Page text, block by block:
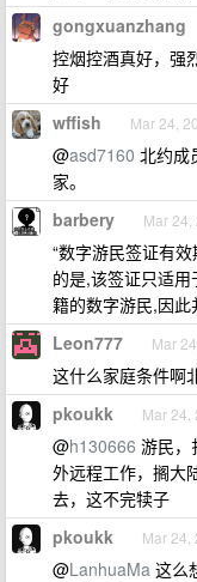
gongxuanzhang
控烟控酒真好，强
好
wffish Mar 24,
@asd7160 北约成
家。
barbery Mar 24,
“数字游民签证有
的是,该签证只适
籍的数字游民,因此
Leon777 Mar
这什么家庭条件啊
pkoukk Mar 24,
@h130666 游民，
外远程工作，搁大
去，这不完犊子
pkoukk Mar 24,
@LanhuaMa 这么